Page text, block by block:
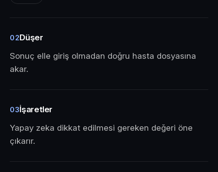
02Düşer
Sonuç elle giriş olmadan doğru hasta dosyasına
akar.
03İşaretler
Yapay zeka dikkat edilmesi gereken değeri öne
çıkarır.